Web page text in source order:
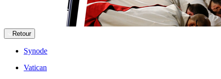
Retour
Synode
Vatican